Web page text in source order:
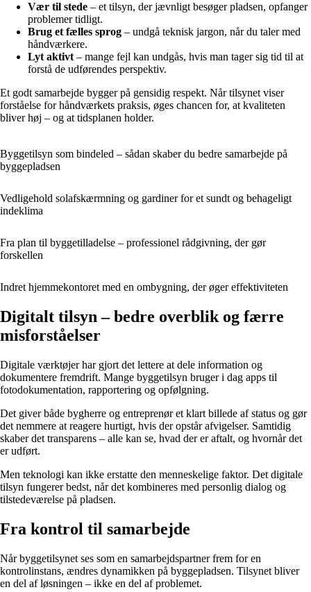
Vær til stede – et tilsyn, der jævnligt besøger pladsen, opfanger
problemer tidligt.
Brug et fælles sprog – undgå teknisk jargon, når du taler med
håndværkere.
Lyt aktivt – mange fejl kan undgås, hvis man tager sig tid til at
forstå de udførendes perspektiv.
Et godt samarbejde bygger på gensidig respekt. Når tilsynet viser
forståelse for håndværkets praksis, øges chancen for, at kvaliteten
bliver høj – og at tidsplanen holder.
Byggetilsyn som bindeled – sådan skaber du bedre samarbejde på
byggepladsen
Vedligehold solafskærmning og gardiner for et sundt og behageligt
indeklima
Fra plan til byggetilladelse – professionel rådgivning, der gør
forskellen
Indret hjemmekontoret med en ombygning, der øger effektiviteten
Digitalt tilsyn – bedre overblik og færre
misforståelser
Digitale værktøjer har gjort det lettere at dele information og
dokumentere fremdrift. Mange byggetilsyn bruger i dag apps til
fotodokumentation, rapportering og opfølgning.
Det giver både bygherre og entreprenør et klart billede af status og gør
det nemmere at reagere hurtigt, hvis der opstår afvigelser. Samtidig
skaber det transparens – alle kan se, hvad der er aftalt, og hvornår det
er udført.
Men teknologi kan ikke erstatte den menneskelige faktor. Det digitale
tilsyn fungerer bedst, når det kombineres med personlig dialog og
tilstedeværelse på pladsen.
Fra kontrol til samarbejde
Når byggetilsynet ses som en samarbejdspartner frem for en
kontrolinstans, ændres dynamikken på byggepladsen. Tilsynet bliver
en del af løsningen – ikke en del af problemet.